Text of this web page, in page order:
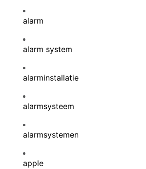
alarm
alarm system
alarminstallatie
alarmsysteem
alarmsystemen
apple